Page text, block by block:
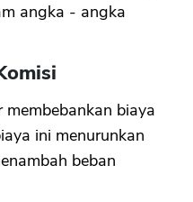
angka - angka
biaya
ini menurunkan
beban